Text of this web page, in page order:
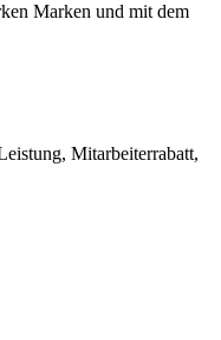
Marken und mit dem
Mitarbeiterrabatt,